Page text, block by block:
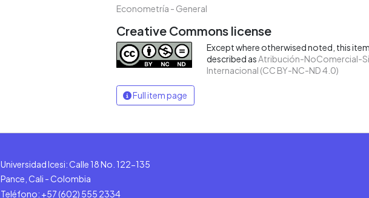
Econometría - General
Creative Commons license
Except where otherwised noted, this
described as Atribución-NoComercial-
Internacional (CC BY-NC-ND 4.0)
Full item page
Universidad Icesi: Calle 18 No. 122-135
Pance, Cali - Colombia
Teléfono: +57 (602) 555 2334